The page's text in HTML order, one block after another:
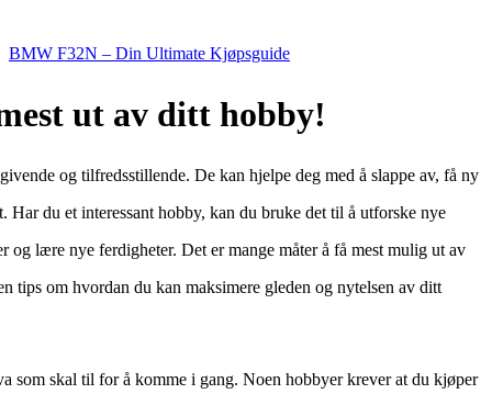
BMW F32N – Din Ultimate Kjøpsguide
ut av ditt hobby!
og tilfredsstillende. De kan hjelpe deg med å slappe av, få ny
Har du et interessant hobby, kan du bruke det til å utforske nye
og lære nye ferdigheter. Det er mange måter å få mest mulig ut av
tips om hvordan du kan maksimere gleden og nytelsen av ditt
som skal til for å komme i gang. Noen hobbyer krever at du kjøper